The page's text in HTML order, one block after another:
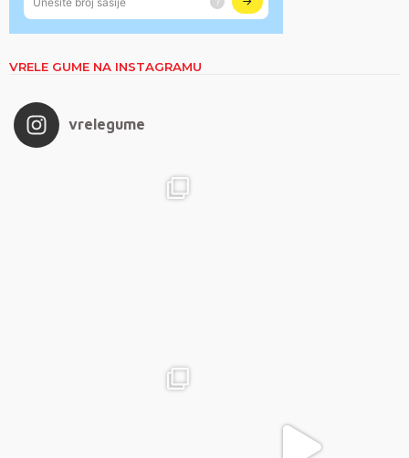
VRELE GUME NA INSTAGRAMU
vrelegume